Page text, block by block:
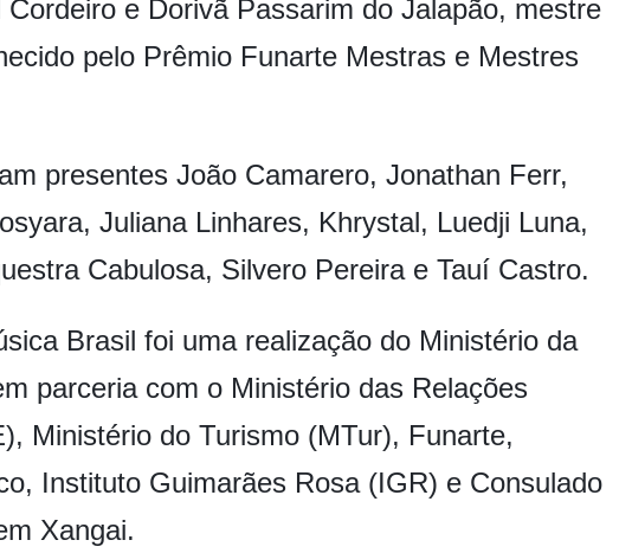
Cordeiro e Dorivã Passarim do Jalapão, mestre
pelo Prêmio Funarte Mestras e Mestres
presentes João Camarero, Jonathan Ferr,
Juliana Linhares, Khrystal, Luedji Luna,
Cabulosa, Silvero Pereira e Tauí Castro.
Brasil foi uma realização do Ministério da
parceria com o Ministério das Relações
Ministério do Turismo (MTur), Funarte,
Instituto Guimarães Rosa (IGR) e Consulado
Xangai.